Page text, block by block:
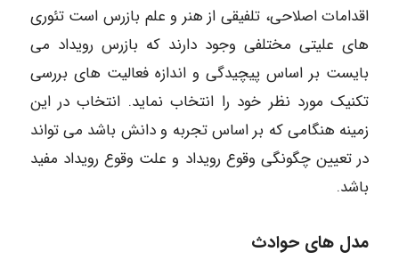
اقدامات اصلاحی، تلفیقی از هنر و علم بازرس است تئوری
های علیتی مختلفی وجود دارند که بازرس رویداد می
بایست بر اساس پیچیدگی و اندازه فعالیت های بررسی
تکنیک مورد نظر خود را انتخاب نماید. انتخاب در این
زمینه هنگامی که بر اساس تجربه و دانش باشد می تواند
در تعیین چگونگی وقوع رویداد و علت وقوع رویداد مفید
باشد.
مدل های حوادث